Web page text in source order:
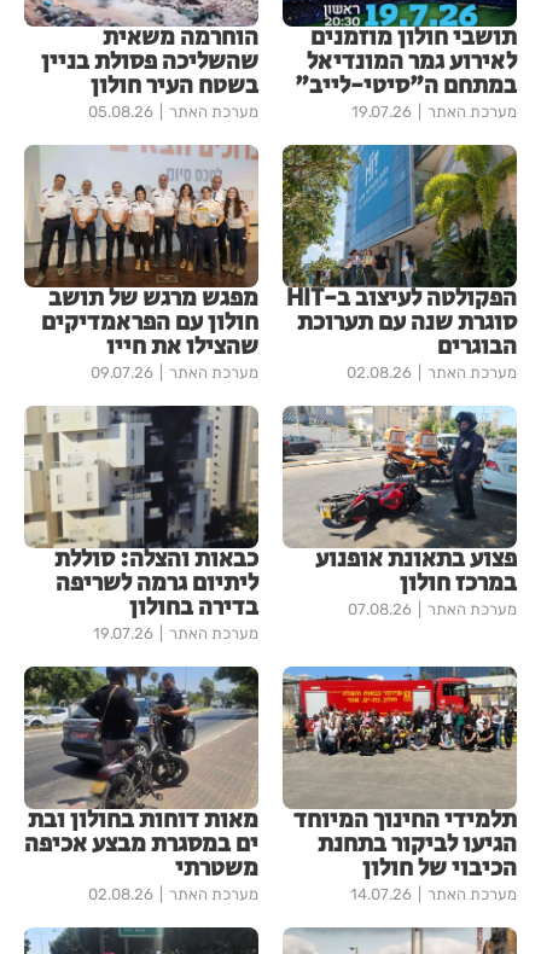
תושבי חולון מוזמנים
לאירוע גמר המונדיאל
במתחם ה"סיטי-לייב"
מערכת האתר 19.07.26
הוחרמה משאית
שהשליכה פסולת בניין
בשטח העיר חולון
מערכת האתר 05.08.26
הפקולטה לעיצוב ב-HIT
סוגרת שנה עם תערוכת
הבוגרים
מערכת האתר 02.08.26
מפגש מרגש של תושב
חולון עם הפראמדיקים
שהצילו את חייו
מערכת האתר 09.07.26
פצוע בתאונת אופנוע
במרכז חולון
מערכת האתר 07.08.26
כבאות והצלה: סוללת
ליתיום גרמה לשריפה
בדירה בחולון
מערכת האתר 19.07.26
תלמידי החינוך המיוחד
הגיעו לביקור בתחנת
הכיבוי של חולון
מערכת האתר 14.07.26
מאות דוחות בחולון ובת
ים במסגרת מבצע אכיפה
משטרתי
מערכת האתר 02.08.26